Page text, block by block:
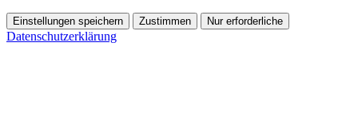
Einstellungen speichern Zustimmen Nur erforderliche
Datenschutzerklärung